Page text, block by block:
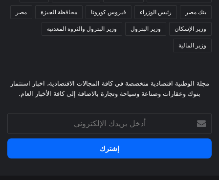
بنك مصر رئيس الوزراء فيروس كورونا محافظة الجيزة مصر
وزير الإسكان وزير البترول وزير البترول والثروة المعدنية
وزير المالية
مجلة الوطنية اقتصادية متخصصة في كافة المجالات الاقتصادية، اخبار استثمار
بنوك وعقارات وصناعة وسياحة وتجارة بالاضافة إلى كافة الأخبار العام.
أدخل
بريدك
الإلكتروني